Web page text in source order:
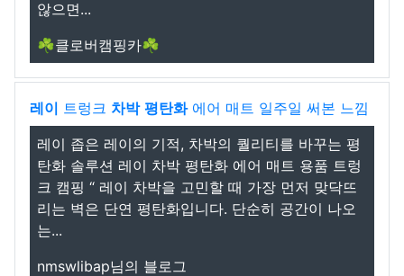
않으면...
☘️클로버캠핑카☘️
레이 트렁크 차박 평탄화에어 매트 일주일 써본 느낌
레이 좁은 레이의 기적, 차박의 퀄리티를 바꾸는 평
탄화 솔루션 레이 차박 평탄화 에어 매트 용품 트렁
크 캠핑 “ 레이 차박을 고민할 때 가장 먼저 맞닥뜨
리는 벽은 단연 평탄화입니다. 단순히 공간이 나오
는...
nmswlibap님의 블로그